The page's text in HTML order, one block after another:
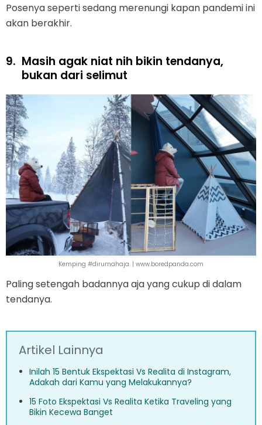
Posenya seperti sedang merenungi kapan pandemi ini
akan berakhir.
9. Masih agak niat nih bikin tendanya,
bukan dari selimut
Kemping #dirumahaja. | www.boredpanda.com
Paling setengah badannya aja yang cukup di dalam
tendanya.
Artikel Lainnya
Inilah 15 Bentuk Ekspektasi Vs Realita di Instagram,
Adakah dari Kamu yang Melakukannya?
15 Foto Ekspektasi Vs Realita Ketika Traveling yang
Bikin Kecewa Banget